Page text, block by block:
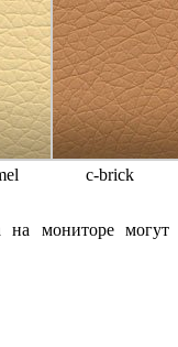
c-brick
на мониторе могут